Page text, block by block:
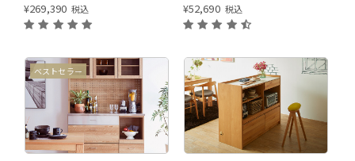
¥269,390 税込 ¥52,690 税込
105サイズ ウォールナット色 120
ベストセラー